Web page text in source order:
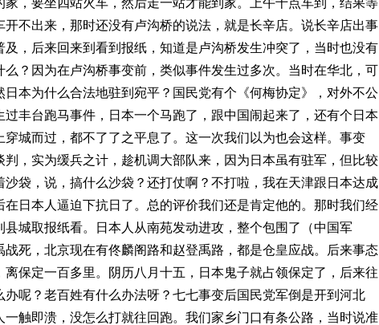
，要坐四站火车，然后走一站才能到家。上午十点车到，结果等
不出来，那时还没有卢沟桥的说法，就是长辛店。说长辛店出事
，后来回来到看到报纸，知道是卢沟桥发生冲突了，当时也没有
？因为在卢沟桥事变前，类似事件发生过多次。当时在华北，可
本为什么合法地驻到宛平？国民党有个《何梅协定》，对外不公
丰台跑马事件，日本一个马跑了，跟中国闹起来了，还有个日本
城而过，都不了了之平息了。这一次我们以为也会这样。事变
判，实为缓兵之计，趁机调大部队来，因为日本虽有驻军，但比较
袋，说，搞什么沙袋？还打仗啊？不打啦，我在天津跟日本达成
日本人逼迫下抗日了。总的评价我们还是肯定他的。那时我们经
城取报纸看。日本人从南苑发动进攻，整个包围了（中国军
战死，北京现在有佟麟阁路和赵登禹路，都是仓皇应战。后来事态
保定一百多里。阴历八月十五，日本鬼子就占领保定了，后来往
呢？老百姓有什么办法呀？七七事变后国民党军倒是开到河北
触即溃，没怎么打就往回跑。我们家乡门口有条公路，当时说准